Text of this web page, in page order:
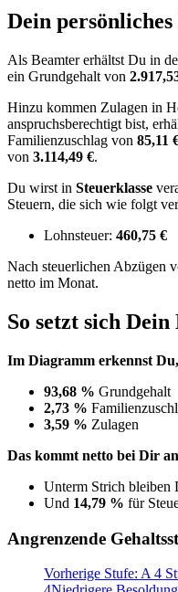
Dein
Als Beamter erhältst Du in
ein Grundgehalt von
Hinzu kommen Zulagen in
anspruchsberechtigt bist,
Familienzuschlag von 85,11
von 3.114,49 €.
Du wirst in Steuerklasse
Steuern, die sich wie folgt
Lohnsteuer: 460,75 €
Nach steuerlichen Abzügen
netto im Monat.
So setzt sich
Im Diagramm erkennst
93,68 % Grundgehalt
2,73 %
3,59 % Zulagen
Das kommt netto bei Dir
Unterm Strich bleiben
Und 14,79 % für
Angrenzende
Vorherige Stufe: A 4